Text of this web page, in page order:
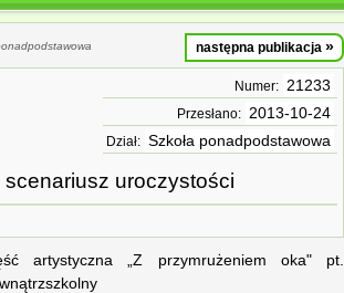
następna publikacja »
Numer: 21233
Przesłano: 2013-10-24
Dział: Szkoła ponadpodstawowa
uroczystości
artystyczna „Z przymrużeniem oka" pt.